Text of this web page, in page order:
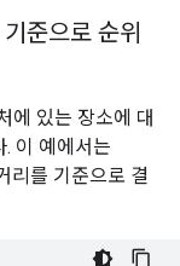
준으로 순위
에 있는 장소에 대
이 예에서는
리를 기준으로 결